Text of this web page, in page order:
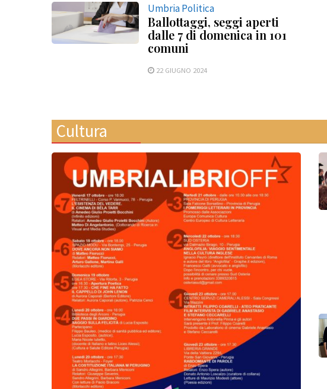
Umbria Politica
Ballottaggi, seggi aperti
dalle 7 di domenica in 101
comuni
22 GIUGNO 2024
Cultura